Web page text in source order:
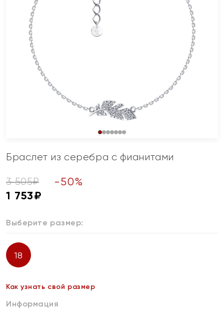
Браслет из серебра с фианитами
3 505₽ -50%
1 753₽
Выберите размер:
18
Как узнать свой размер
Информация